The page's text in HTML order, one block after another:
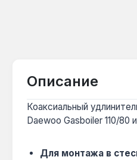
Описание
Коаксиальный
Daewoo Gasboiler 110/
Для монтажа в